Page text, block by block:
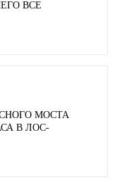
ВСЕ
МОСТА
В ЛОС-